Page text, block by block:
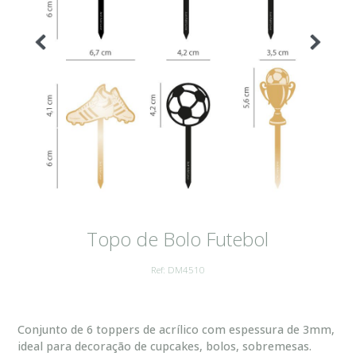
Topo de Bolo Futebol
Ref: DM4510
Conjunto de 6 toppers de acrílico com espessura de 3mm,
ideal para decoração de cupcakes, bolos, sobremesas.